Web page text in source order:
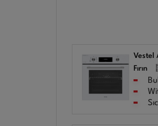
Vestel
Fırın